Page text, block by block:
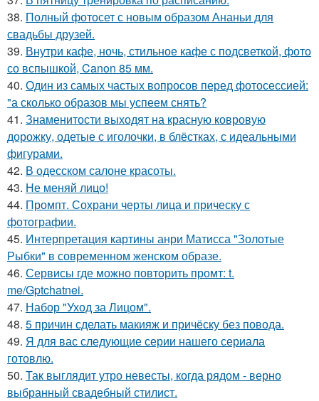
38. Полный фотосет с новым образом Ананьи для
свадьбы друзей.
39. Внутри кафе, ночь, стильное кафе с подсветкой, фото
со вспышкой, Canon 85 мм.
40. Один из самых частых вопросов перед фотосессией:
"а сколько образов мы успеем снять?
41. Знаменитости выходят на красную ковровую
дорожку, одетые с иголочки, в блёстках, с идеальными
фигурами.
42. В одесском салоне красоты.
43. Не меняй лицо!
44. Промпт. Сохрани черты лица и прическу с
фотографии.
45. Интерпретация картины анри Матисса "Золотые
Рыбки" в современном женском образе.
46. Сервисы где можно повторить промт: t.
me/Gptchatnei.
47. Набор "Уход за Лицом".
48. 5 причин сделать макияж и причёску без повода.
49. Я для вас следующие серии нашего сериала
готовлю.
50. Так выглядит утро невесты, когда рядом - верно
выбранный свадебный стилист.